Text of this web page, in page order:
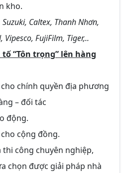
kho.
Suzuki, Caltex, Thanh Nhơn,
Vipesco, FujiFilm, Tiger,..
“Tôn trọng” lên hàng
chính quyền địa phương
– đối tác
động.
cộng đồng.
công chuyên nghiệp,
chọn được giải pháp nhà